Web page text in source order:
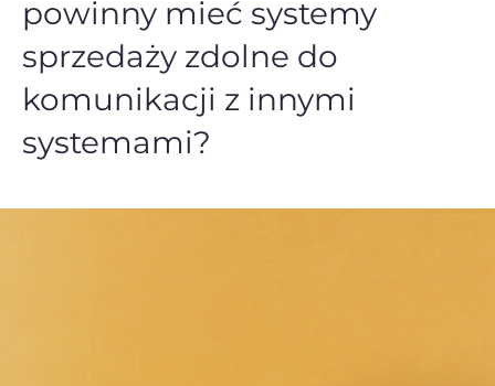
powinny mieć systemy
sprzedaży zdolne do
komunikacji z innymi
systemami?